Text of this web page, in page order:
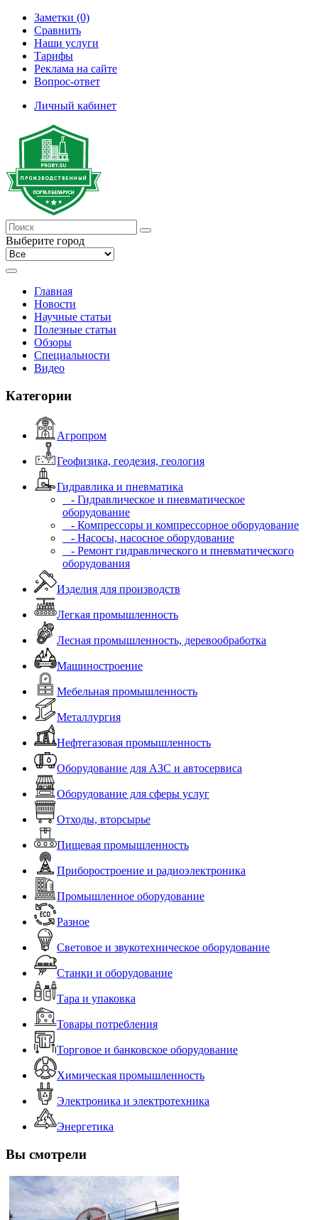
Заметки (0)
Сравнить
Наши услуги
Тарифы
Реклама на сайте
Вопрос-ответ
Личный кабинет
Выберите город
Главная
Новости
Научные статьи
Полезные статьи
Обзоры
Специальности
Видео
Категории
Агропром
Геофизика, геодезия, геология
Гидравлика и пневматика
- Гидравлическое и пневматическое
оборудование
- Компрессоры и компрессорное оборудование
- Насосы, насосное оборудование
- Ремонт гидравлического и пневматического
оборудования
Изделия для производств
Легкая промышленность
Лесная промышленность, деревообработка
Машиностроение
Мебельная промышленность
Металлургия
Нефтегазовая промышленность
Оборудование для АЗС и автосервиса
Оборудование для сферы услуг
Отходы, вторсырье
Пищевая промышленность
Приборостроение и радиоэлектроника
Промышленное оборудование
Разное
Световое и звукотехническое оборудование
Станки и оборудование
Тара и упаковка
Товары потребления
Торговое и банковское оборудование
Химическая промышленность
Электроника и электротехника
Энергетика
Вы смотрели